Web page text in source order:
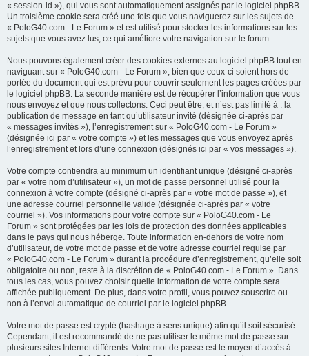
« session-id »), qui vous sont automatiquement assignés par le logiciel phpBB.
Un troisième cookie sera créé une fois que vous naviguerez sur les sujets de
« PoloG40.com - Le Forum » et est utilisé pour stocker les informations sur les
sujets que vous avez lus, ce qui améliore votre navigation sur le forum.
Nous pouvons également créer des cookies externes au logiciel phpBB tout en
naviguant sur « PoloG40.com - Le Forum », bien que ceux-ci soient hors de
portée du document qui est prévu pour couvrir seulement les pages créées par
le logiciel phpBB. La seconde manière est de récupérer l’information que vous
nous envoyez et que nous collectons. Ceci peut être, et n’est pas limité à : la
publication de message en tant qu’utilisateur invité (désignée ci-après par
« messages invités »), l’enregistrement sur « PoloG40.com - Le Forum »
(désignée ici par « votre compte ») et les messages que vous envoyez après
l’enregistrement et lors d’une connexion (désignés ici par « vos messages »).
Votre compte contiendra au minimum un identifiant unique (désigné ci-après
par « votre nom d’utilisateur »), un mot de passe personnel utilisé pour la
connexion à votre compte (désigné ci-après par « votre mot de passe »), et
une adresse courriel personnelle valide (désignée ci-après par « votre
courriel »). Vos informations pour votre compte sur « PoloG40.com - Le
Forum » sont protégées par les lois de protection des données applicables
dans le pays qui nous héberge. Toute information en-dehors de votre nom
d’utilisateur, de votre mot de passe et de votre adresse courriel requise par
« PoloG40.com - Le Forum » durant la procédure d’enregistrement, qu’elle soit
obligatoire ou non, reste à la discrétion de « PoloG40.com - Le Forum ». Dans
tous les cas, vous pouvez choisir quelle information de votre compte sera
affichée publiquement. De plus, dans votre profil, vous pouvez souscrire ou
non à l’envoi automatique de courriel par le logiciel phpBB.
Votre mot de passe est crypté (hashage à sens unique) afin qu’il soit sécurisé.
Cependant, il est recommandé de ne pas utiliser le même mot de passe sur
plusieurs sites Internet différents. Votre mot de passe est le moyen d’accès à